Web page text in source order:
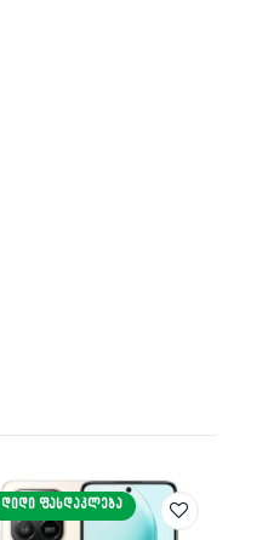
ᲓᲘᲓᲘ ᲤᲐᲡᲓᲐᲙᲚᲔᲑᲐ